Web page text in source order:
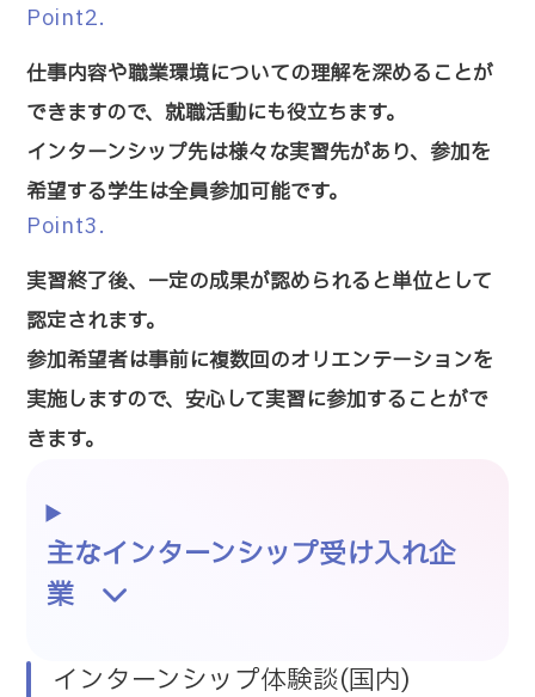
Point2.
仕事内容や職業環境についての理解を深めることが
できますので、就職活動にも役立ちます。
インターンシップ先は様々な実習先があり、参加を
希望する学生は全員参加可能です。
Point3.
実習終了後、一定の成果が認められると単位として
認定されます。
参加希望者は事前に複数回のオリエンテーションを
実施しますので、安心して実習に参加することがで
きます。
主なインターンシップ受け入れ企
業
インターンシップ体験談(国内)